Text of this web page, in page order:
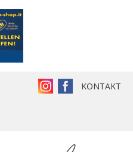
KONTAKT